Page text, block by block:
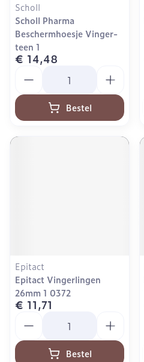
Scholl
Scholl Pharma
Beschermhoesje Vinger-
teen 1
€ 14,48
Bestel
Epitact
Epitact Vingerlingen
26mm 1 0372
€ 11,71
Bestel